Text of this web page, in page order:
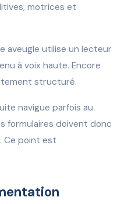
motrices et
aveugle utilise un lecteur
à voix haute. Encore
structuré.
navigue parfois au
formulaires doivent donc
Ce point est